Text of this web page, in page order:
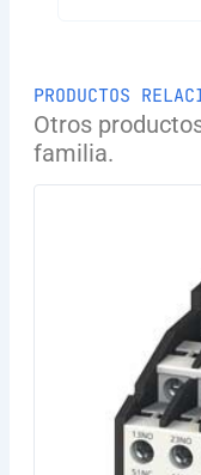
PRODUCTOS
Otros
familia.